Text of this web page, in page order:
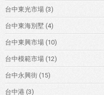
台中東光市場 (3)
台中東海別墅 (4)
台中東興市場 (10)
台中模範市場 (12)
台中永興街 (15)
台中港 (3)